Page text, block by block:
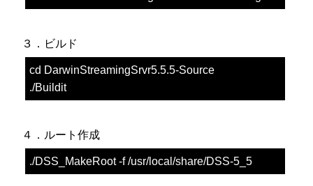
３．ビルド
cd DarwinStreamingSrvr5.5.5-Source
./Buildit
４．ルート作成
./DSS_MakeRoot -f /usr/local/share/DSS-5_5